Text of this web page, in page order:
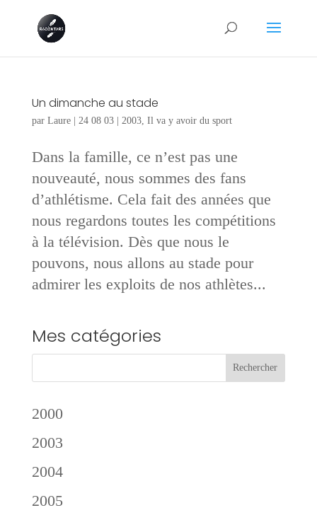
Un dimanche au stade
par Laure| 24 08 03| 2003, Il va y avoir du sport
Dans la famille, ce n’est pas une
nouveauté, nous sommes des fans
d’athlétisme. Cela fait des années que
nous regardons toutes les compétitions
à la télévision. Dès que nous le
pouvons, nous allons au stade pour
admirer les exploits de nos athlètes...
Mes catégories
2000
2003
2004
2005